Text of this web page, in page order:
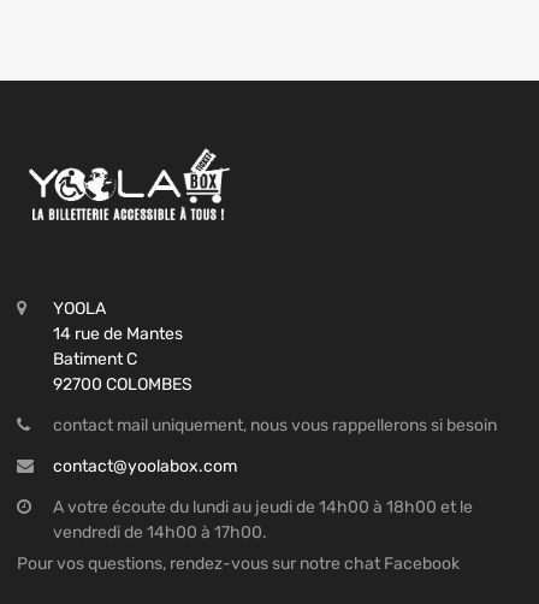
YOOLA
14 rue de Mantes
Batiment C
92700 COLOMBES
contact mail uniquement, nous vous rappellerons si besoin
contact@yoolabox.com
A votre écoute du lundi au jeudi de 14h00 à 18h00 et le
vendredi de 14h00 à 17h00.
Pour vos questions, rendez-vous sur notre chat Facebook